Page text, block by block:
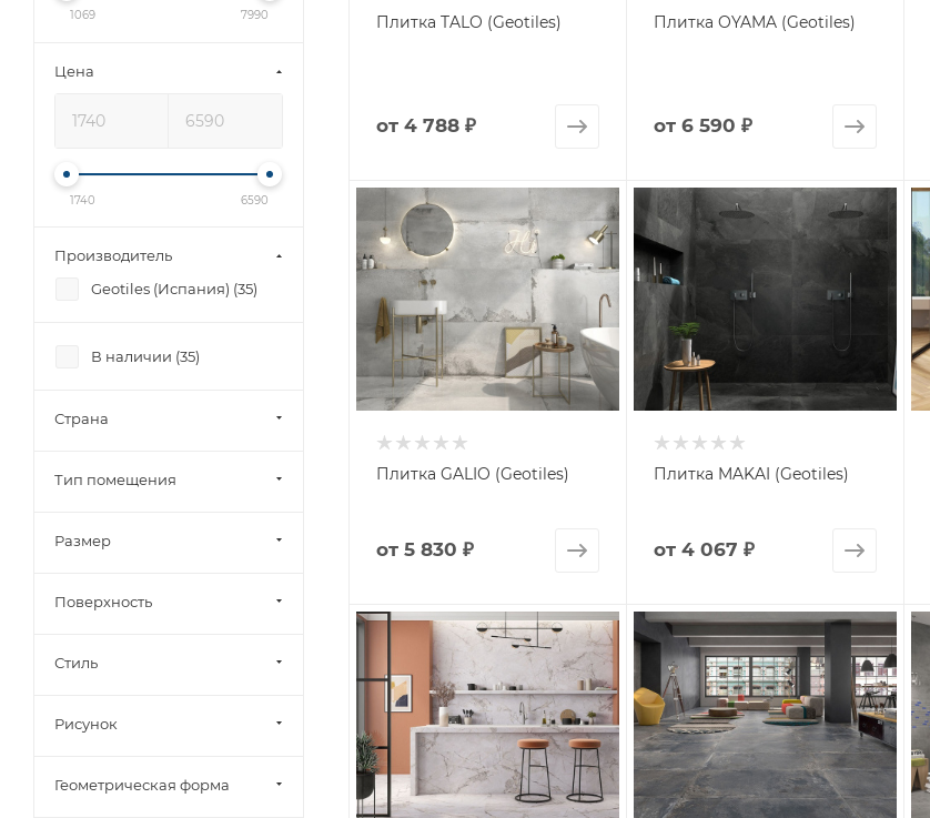
Плитка TALO (Geotiles)
от 4 788 ₽
Плитка OYAMA (Geotiles)
от 6 590 ₽
Плитка GALIO (Geotiles)
от 5 830 ₽
Плитка MAKAI (Geotiles)
от 4 067 ₽
1069 7990
Цена
1740 6590
Производитель
Geotiles (Испания) (35)
В наличии (35)
Страна
Тип помещения
Размер
Поверхность
Стиль
Рисунок
Геометрическая форма